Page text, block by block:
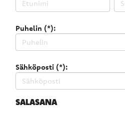
Puhelin (*):
Sähköposti (*):
SALASANA